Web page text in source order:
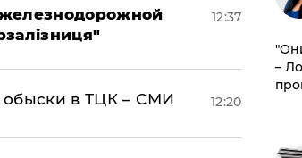
12:37
обыски в ТЦК – СМИ 12:20
–